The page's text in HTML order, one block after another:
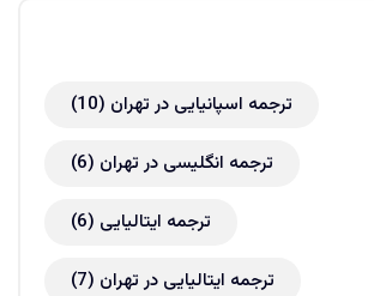
ترجمه اسپانیایی در تهران (10)
ترجمه انگلیسی در تهران (6)
ترجمه ایتالیایی (6)
ترجمه ایتالیایی در تهران (7)